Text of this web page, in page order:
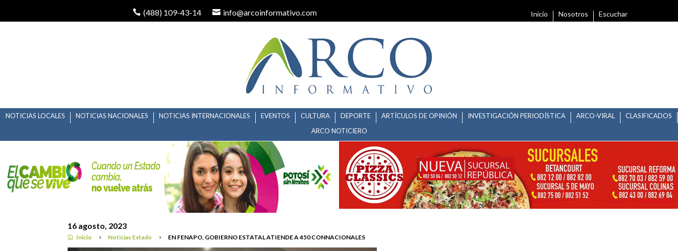
(488) 109-43-14 info@arcoinformativo.com Inicio Nosotros Escuchar
NOTICIAS LOCALES NOTICIAS NACIONALES NOTICIAS INTERNACIONALES EVENTOS CULTURA DEPORTE ARTÍCULOS DE OPINIÓN INVESTIGACIÓN PERIODÍSTICA ARCO-VIRAL
CLASIFICADOS
ARCO NOTICIERO
 Inicio 5 Noticias Estado 5 EN FENAPO, GOBIERNO ESTATAL ATIENDE A 450 CONNACIONALES
EN FENAPO, GOBIERNO ESTATAL ATIENDE A 450 CONNACIONALES
16 agosto, 2023